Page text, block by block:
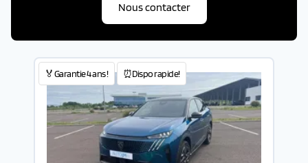
Nous contacter
🏅Garantie 4 ans ! ⏰Dispo rapide!